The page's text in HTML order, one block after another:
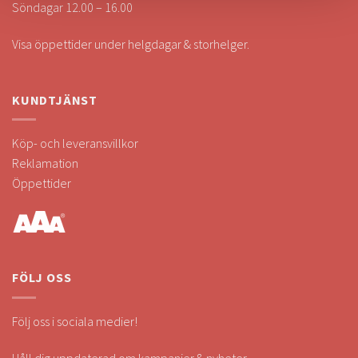
Söndagar 12.00 – 16.00
Visa öppettider under helgdagar & storhelger.
KUNDTJÄNST
Köp- och leveransvillkor
Reklamation
Öppettider
FÖLJ OSS
Följ oss i sociala medier!